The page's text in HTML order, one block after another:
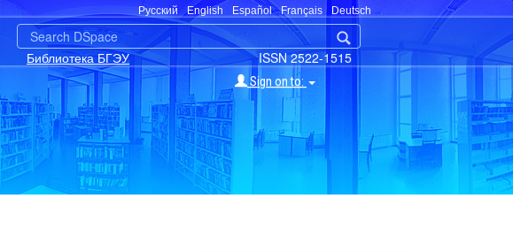
Русский English Español Français Deutsch
ISSN 2522-1515
Библиотека БГЭУ
Sign on to: